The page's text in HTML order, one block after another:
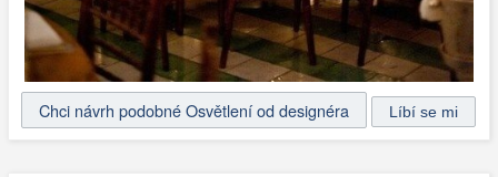
Chci návrh podobné Osvětlení od designéra